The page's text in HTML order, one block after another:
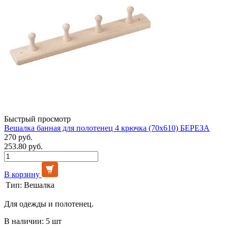
Быстрый просмотр
Вешалка банная для полотенец 4 крючка (70х610) БЕРЕЗА
270 руб.
253.80 руб.
В корзину
Тип: Вешалка
Для одежды и полотенец.
В наличии: 5 шт